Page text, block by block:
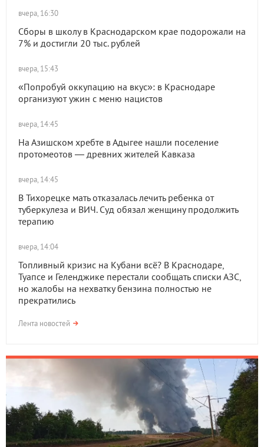
вчера, 16:30
Сборы в школу в Краснодарском крае подорожали на
7% и достигли 20 тыс. рублей
вчера, 15:43
«Попробуй оккупацию на вкус»: в Краснодаре
организуют ужин с меню нацистов
вчера, 14:45
На Азишском хребте в Адыгее нашли поселение
протомеотов — древних жителей Кавказа
вчера, 14:45
В Тихорецке мать отказалась лечить ребенка от
туберкулеза и ВИЧ. Суд обязал женщину продолжить
терапию
вчера, 14:04
Топливный кризис на Кубани всё? В Краснодаре,
Туапсе и Геленджике перестали сообщать списки АЗС,
но жалобы на нехватку бензина полностью не
прекратились
Лента новостей